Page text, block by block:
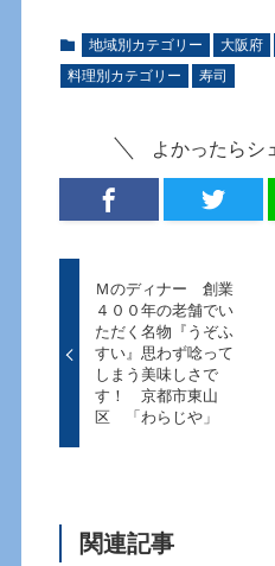
地域別カテゴリー 大阪府
料理別カテゴリー
寿司
よかったらシ
Ｍのディナー 創業
４００年の老舗でい
ただく名物『うぞふ
すい』思わず唸って
しまう美味しさで
す！ 京都市東山
区 「わらじや」
関連記事